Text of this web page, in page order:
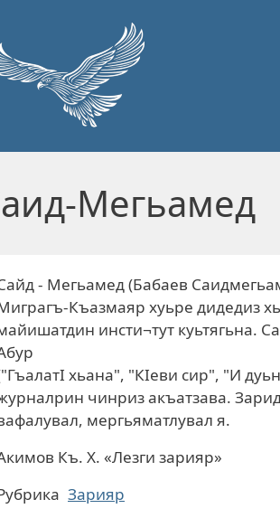
Мегьамед
- Мегьамед (Бабаев
Къазмаяр хуьре дидедиз
инсти¬тут куьтягьна.
хьана", "КIеви сир", "И
чинриз акъатзава.
мергьяматлувал я.
Къ. Х. «Лезги зарияр»
Зарияр